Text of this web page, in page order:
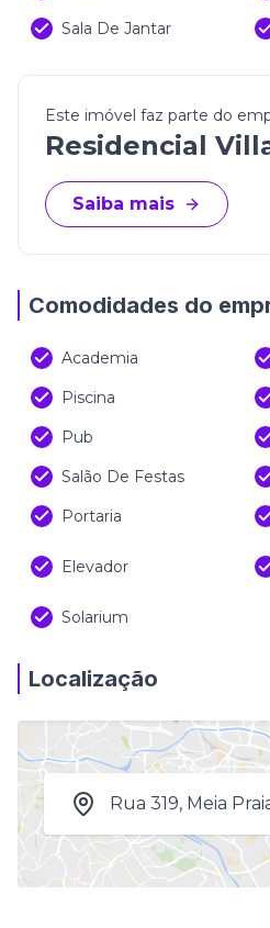
Sala De Jantar
Este imóvel faz parte do
Residencial
Saiba mais
Comodidades do
Academia
Piscina
Pub
Salão De Festas
Portaria
Elevador
Solarium
Localização
Rua 319, Meia